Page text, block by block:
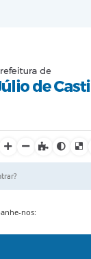
nos: